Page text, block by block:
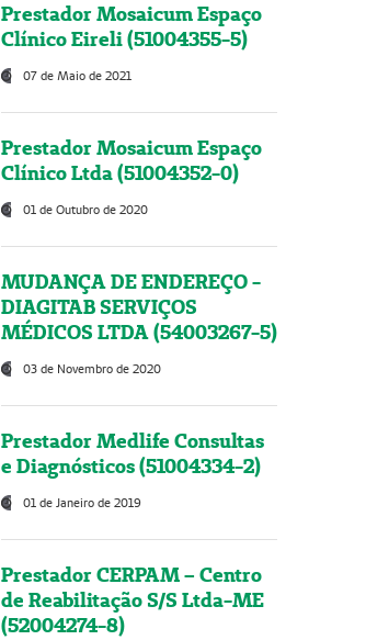
Prestador Mosaicum Espaço
Clínico Eireli (51004355-5)
07 de Maio de 2021
Prestador Mosaicum Espaço
Clínico Ltda (51004352-0)
01 de Outubro de 2020
MUDANÇA DE ENDEREÇO -
DIAGITAB SERVIÇOS
MÉDICOS LTDA (54003267-5)
03 de Novembro de 2020
Prestador Medlife Consultas
e Diagnósticos (51004334-2)
01 de Janeiro de 2019
Prestador CERPAM – Centro
de Reabilitação S/S Ltda-ME
(52004274-8)